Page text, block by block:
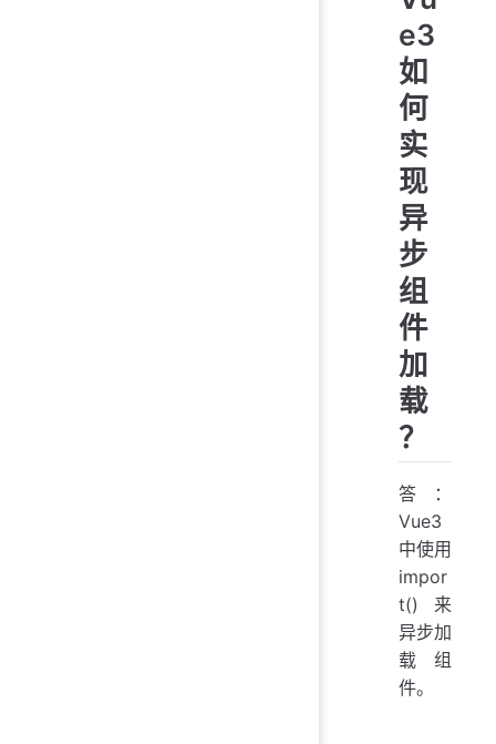
e3
如
何
实
现
异
步
组
件
加
载
？
答：
Vue3
中使用
impor
t() 来
异步加
载组
件。